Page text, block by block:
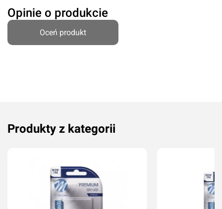
Opinie o produkcie
Oceń produkt
Imię i nazwisko*
Produkty z kategorii